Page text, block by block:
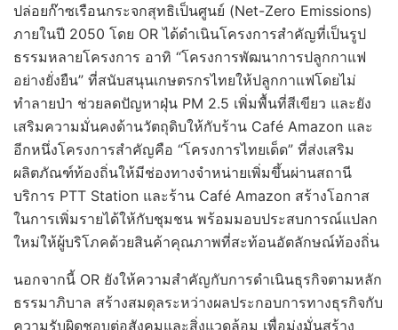
ปล่อยก๊าซเรือนกระจกสุทธิเป็นศูนย์ (Net-Zero Emissions)
ภายในปี 2050 โดย OR ได้ดำเนินโครงการสำคัญที่เป็นรูป
ธรรมหลายโครงการ อาทิ “โครงการพัฒนาการปลูกกาแฟ
อย่างยั่งยืน” ที่สนับสนุนเกษตรกรไทยให้ปลูกกาแฟโดยไม่
ทำลายป่า ช่วยลดปัญหาฝุ่น PM 2.5 เพิ่มพื้นที่สีเขียว และยัง
เสริมความมั่นคงด้านวัตถุดิบให้กับร้าน Café Amazon และ
อีกหนึ่งโครงการสำคัญคือ “โครงการไทยเด็ด” ที่ส่งเสริม
ผลิตภัณฑ์ท้องถิ่นให้มีช่องทางจำหน่ายเพิ่มขึ้นผ่านสถานี
บริการ PTT Station และร้าน Café Amazon สร้างโอกาส
ในการเพิ่มรายได้ให้กับชุมชน พร้อมมอบประสบการณ์แปลก
ใหม่ให้ผู้บริโภคด้วยสินค้าคุณภาพที่สะท้อนอัตลักษณ์ท้องถิ่น
นอกจากนี้ OR ยังให้ความสำคัญกับการดำเนินธุรกิจตามหลัก
ธรรมาภิบาล สร้างสมดุลระหว่างผลประกอบการทางธุรกิจกับ
ความรับผิดชอบต่อสังคมและสิ่งแวดล้อม เพื่อมุ่งมั่นสร้าง